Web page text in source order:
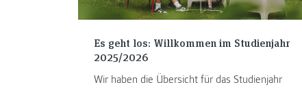
Es geht los: Willkommen im Studienjahr
2025/2026
Wir haben die Übersicht für das Studienjahr